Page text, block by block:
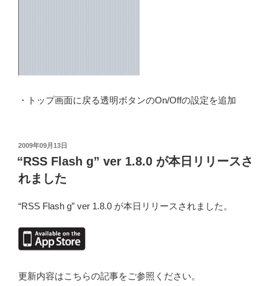
・トップ画面に戻る透明ボタンのOn/Offの設定を追加
投
稿
日:
2009年09月13日
“RSS Flash g” ver 1.8.0 が本日リリースさ
れました
“RSS Flash g” ver 1.8.0 が本日リリースされました。
更新内容はこちらの記事をご参照ください。